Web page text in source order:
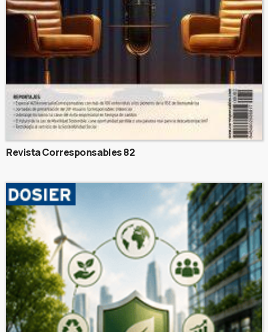
Revista Corresponsables 82